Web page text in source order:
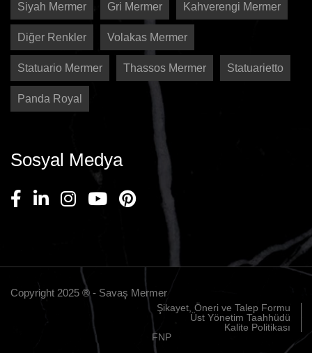
Siyah Mermer Gri Mermer Kahverengi Mermer
Diğer Renkler Volakas Mermer
Statuario Mermer Thassos Mermer Statuarietto
Panda Royal
Sosyal Medya
Copyright 2025 ® - Savaş Mermer
Şikayet, Öneri ve Talep Formu
Üst Yönetim Taahhüdü
Kalite Politikası
FNP